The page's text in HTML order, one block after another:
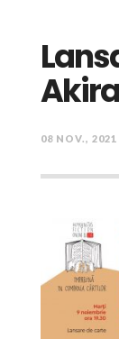
08 NOV., 2021